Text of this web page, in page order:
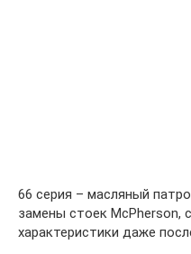
66 серия – масляный
замены стоек McPherson,
характеристики даже